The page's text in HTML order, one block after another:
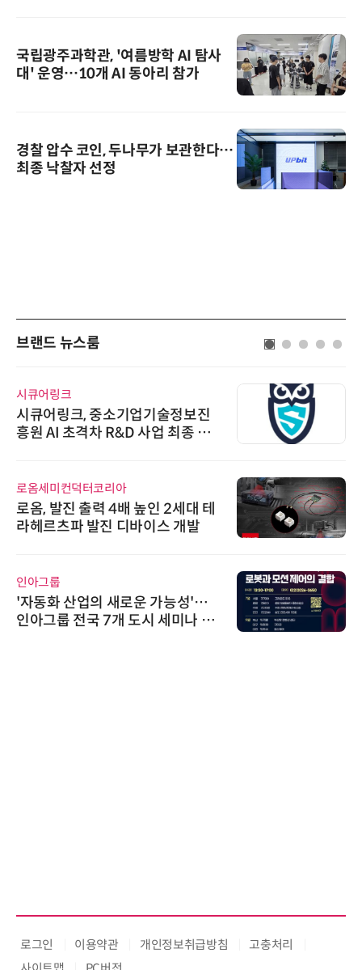
국립광주과학관, '여름방학 AI 탐사
대' 운영…10개 AI 동아리 참가
경찰 압수 코인, 두나무가 보관한다…
최종 낙찰자 선정
브랜드 뉴스룸
시큐어링크
시큐어링크, 중소기업기술정보진
흥원 AI 초격차 R&D 사업 최종 선
로옴세미컨덕터코리아
로옴, 발진 출력 4배 높인 2세대 테
라헤르츠파 발진 디바이스 개발
인아그룹
'자동화 산업의 새로운 가능성'…
인아그룹 전국 7개 도시 세미나 페
로그인 이용약관 개인정보취급방침
고충처리